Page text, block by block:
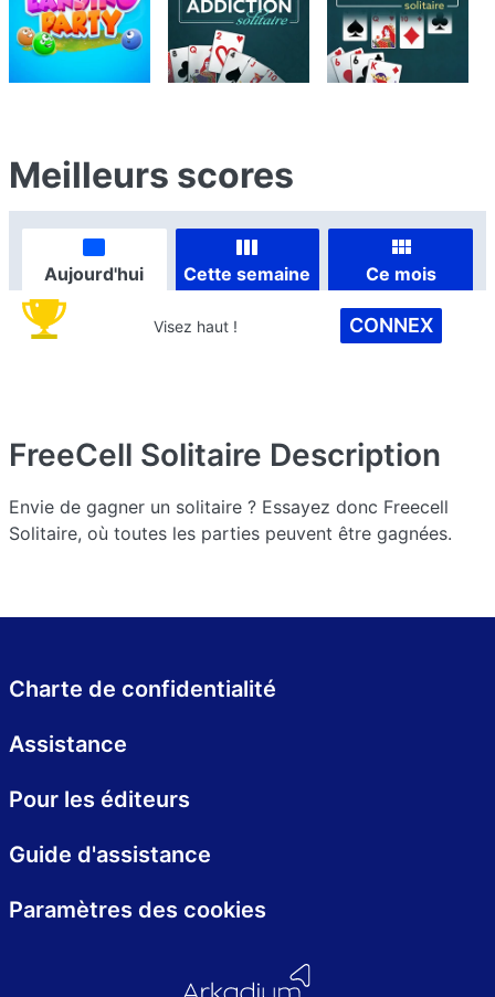
Meilleurs scores
Aujourd'hui Cette semaine Ce mois
Visez haut ! CONNEX
FreeCell Solitaire Description
Envie de gagner un solitaire ? Essayez donc Freecell
Solitaire, où toutes les parties peuvent être gagnées.
Charte de confidentialité
Assistance
Pour les éditeurs
Guide d'assistance
Paramètres des cookies